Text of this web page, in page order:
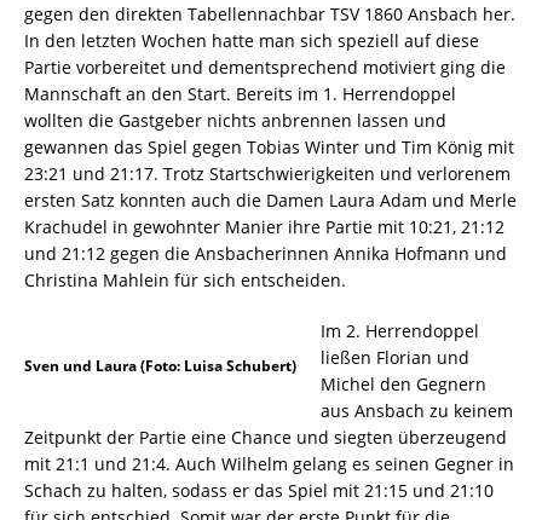
gegen den direkten Tabellennachbar TSV 1860 Ansbach her.
In den letzten Wochen hatte man sich speziell auf diese
Partie vorbereitet und dementsprechend motiviert ging die
Mannschaft an den Start. Bereits im 1. Herrendoppel
wollten die Gastgeber nichts anbrennen lassen und
gewannen das Spiel gegen Tobias Winter und Tim König mit
23:21 und 21:17. Trotz Startschwierigkeiten und verlorenem
ersten Satz konnten auch die Damen Laura Adam und Merle
Krachudel in gewohnter Manier ihre Partie mit 10:21, 21:12
und 21:12 gegen die Ansbacherinnen Annika Hofmann und
Christina Mahlein für sich entscheiden.
Sven und Laura (Foto: Luisa Schubert)
Im 2. Herrendoppel
ließen Florian und
Michel den Gegnern
aus Ansbach zu keinem
Zeitpunkt der Partie eine Chance und siegten überzeugend
mit 21:1 und 21:4. Auch Wilhelm gelang es seinen Gegner in
Schach zu halten, sodass er das Spiel mit 21:15 und 21:10